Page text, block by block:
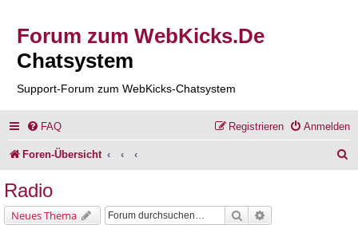
Forum zum WebKicks.De
Chatsystem
Support-Forum zum WebKicks-Chatsystem
FAQ Anmelden
Registrieren
Foren-Übersicht
Radio
Neues Thema Suche